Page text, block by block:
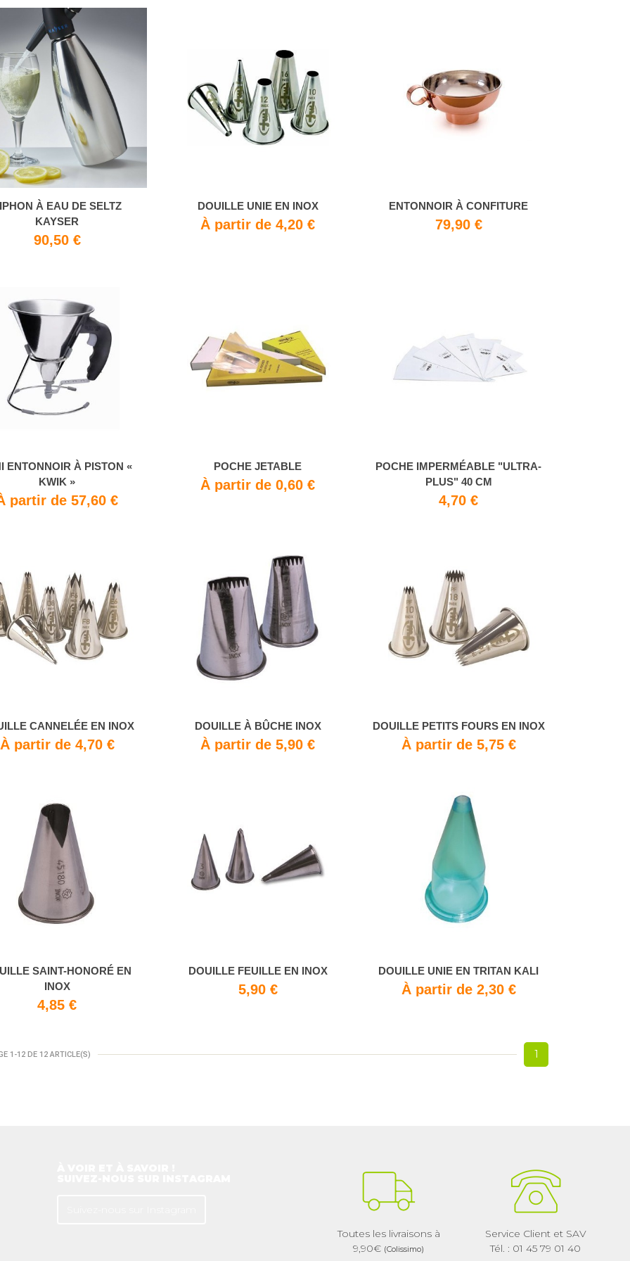
À EAU DE SELTZ
KAYSER
90,50 €
DOUILLE UNIE EN INOX
À partir de 4,20 €
ENTONNOIR À CONFITURE
79,90 €
ENTONNOIR À PISTON «
KWIK »
partir de 57,60 €
POCHE JETABLE
À partir de 0,60 €
POCHE IMPERMÉABLE "ULTRA-
PLUS" 40 CM
4,70 €
CANNELÉE EN INOX
À partir de 4,70 €
DOUILLE À BÛCHE INOX
À partir de 5,90 €
DOUILLE PETITS FOURS EN INOX
À partir de 5,75 €
SAINT-HONORÉ EN
INOX
4,85 €
DOUILLE FEUILLE EN INOX
5,90 €
DOUILLE UNIE EN TRITAN KALI
À partir de 2,30 €
1-12 DE 12 ARTICLE(S) 1
Toutes les livraisons à
9,90€ (Colissimo)
Service Client et SAV
Tél. : 01 45 79 01 40